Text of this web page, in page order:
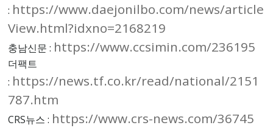
: https://www.daejonilbo.com/news/article
View.html?idxno=2168219
충남신문 : https://www.ccsimin.com/236195
더팩트
: https://news.tf.co.kr/read/national/2151
787.htm
CRS뉴스 : https://www.crs-news.com/36745